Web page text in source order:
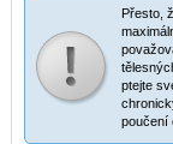
Přesto,
ptejte
poučení